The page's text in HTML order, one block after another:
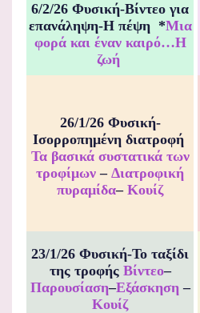
6/2/26 Φυσική-Βίντεο για
επανάληψη-Η πέψη *Μια
φορά και έναν καιρό…Η
ζωή
26/1/26 Φυσική-
Ισορροπημένη διατροφή
Τα βασικά συστατικά των
τροφίμων – Διατροφική
πυραμίδα– Κουίζ
23/1/26 Φυσική-Το ταξίδι
της τροφής Βίντεο–
Παρουσίαση–Εξάσκηση –
Κουίζ